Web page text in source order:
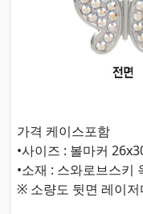
가격 케이스포함
•사이즈 : 볼마커
•소재 : 스와로브스키
※ 소량도 뒷면 레이